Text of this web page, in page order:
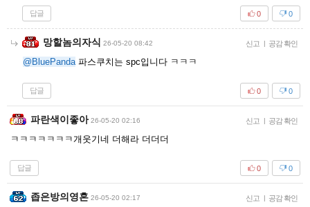
답글 0
0
망할놈의자식 26-05-20 08:42 신고 | 공감 확인
@BluePanda파스쿠치는 spc입니다 ㅋㅋㅋ
답글 0
0
파란색이좋아 26-05-20 02:16 신고 | 공감 확인
ㅋㅋㅋㅋㅋㅋㅋ개웃기네 더해라 더더더
답글 0
0
좁은방의영혼 26-05-20 02:17 신고 | 공감 확인